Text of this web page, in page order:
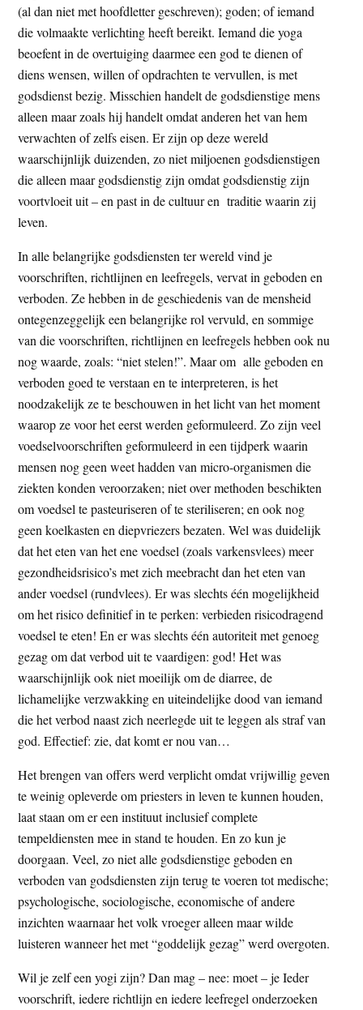
(al dan niet met hoofdletter geschreven); goden; of iemand
die volmaakte verlichting heeft bereikt. Iemand die yoga
beoefent in de overtuiging daarmee een god te dienen of
diens wensen, willen of opdrachten te vervullen, is met
godsdienst bezig. Misschien handelt de godsdienstige mens
alleen maar zoals hij handelt omdat anderen het van hem
verwachten of zelfs eisen. Er zijn op deze wereld
waarschijnlijk duizenden, zo niet miljoenen godsdienstigen
die alleen maar godsdienstig zijn omdat godsdienstig zijn
voortvloeit uit – en past in de cultuur en traditie waarin zij
leven.
In alle belangrijke godsdiensten ter wereld vind je
voorschriften, richtlijnen en leefregels, vervat in geboden en
verboden. Ze hebben in de geschiedenis van de mensheid
ontegenzeggelijk een belangrijke rol vervuld, en sommige
van die voorschriften, richtlijnen en leefregels hebben ook nu
nog waarde, zoals: “niet stelen!”. Maar om alle geboden en
verboden goed te verstaan en te interpreteren, is het
noodzakelijk ze te beschouwen in het licht van het moment
waarop ze voor het eerst werden geformuleerd. Zo zijn veel
voedselvoorschriften geformuleerd in een tijdperk waarin
mensen nog geen weet hadden van micro-organismen die
ziekten konden veroorzaken; niet over methoden beschikten
om voedsel te pasteuriseren of te steriliseren; en ook nog
geen koelkasten en diepvriezers bezaten. Wel was duidelijk
dat het eten van het ene voedsel (zoals varkensvlees) meer
gezondheidsrisico’s met zich meebracht dan het eten van
ander voedsel (rundvlees). Er was slechts één mogelijkheid
om het risico definitief in te perken: verbieden risicodragend
voedsel te eten! En er was slechts één autoriteit met genoeg
gezag om dat verbod uit te vaardigen: god! Het was
waarschijnlijk ook niet moeilijk om de diarree, de
lichamelijke verzwakking en uiteindelijke dood van iemand
die het verbod naast zich neerlegde uit te leggen als straf van
god. Effectief: zie, dat komt er nou van…
Het brengen van offers werd verplicht omdat vrijwillig geven
te weinig opleverde om priesters in leven te kunnen houden,
laat staan om er een instituut inclusief complete
tempeldiensten mee in stand te houden. En zo kun je
doorgaan. Veel, zo niet alle godsdienstige geboden en
verboden van godsdiensten zijn terug te voeren tot medische;
psychologische, sociologische, economische of andere
inzichten waarnaar het volk vroeger alleen maar wilde
luisteren wanneer het met “goddelijk gezag” werd overgoten.
Wil je zelf een yogi zijn? Dan mag – nee: moet – je Ieder
voorschrift, iedere richtlijn en iedere leefregel onderzoeken